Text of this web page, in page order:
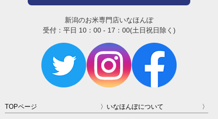
新潟のお米専門店いなほんぽ
受付：平日 10：00 - 17：00(土日祝日除く)
TOPページ いなほんぽについて